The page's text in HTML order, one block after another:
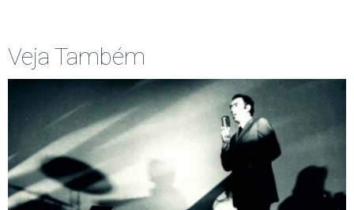
Veja Também